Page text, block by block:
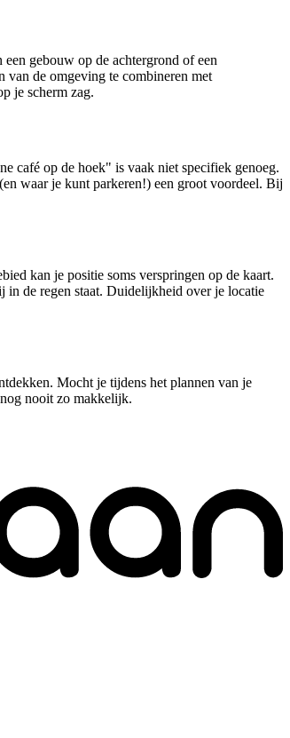
gebouw op de achtergrond of een
van de omgeving te combineren met
je scherm zag.
café op de hoek" is vaak niet specifiek genoeg.
waar je kunt parkeren!) een groot voordeel. Bij
kan je positie soms verspringen op de kaart.
in de regen staat. Duidelijkheid over je locatie
Mocht je tijdens het plannen van je
nooit zo makkelijk.